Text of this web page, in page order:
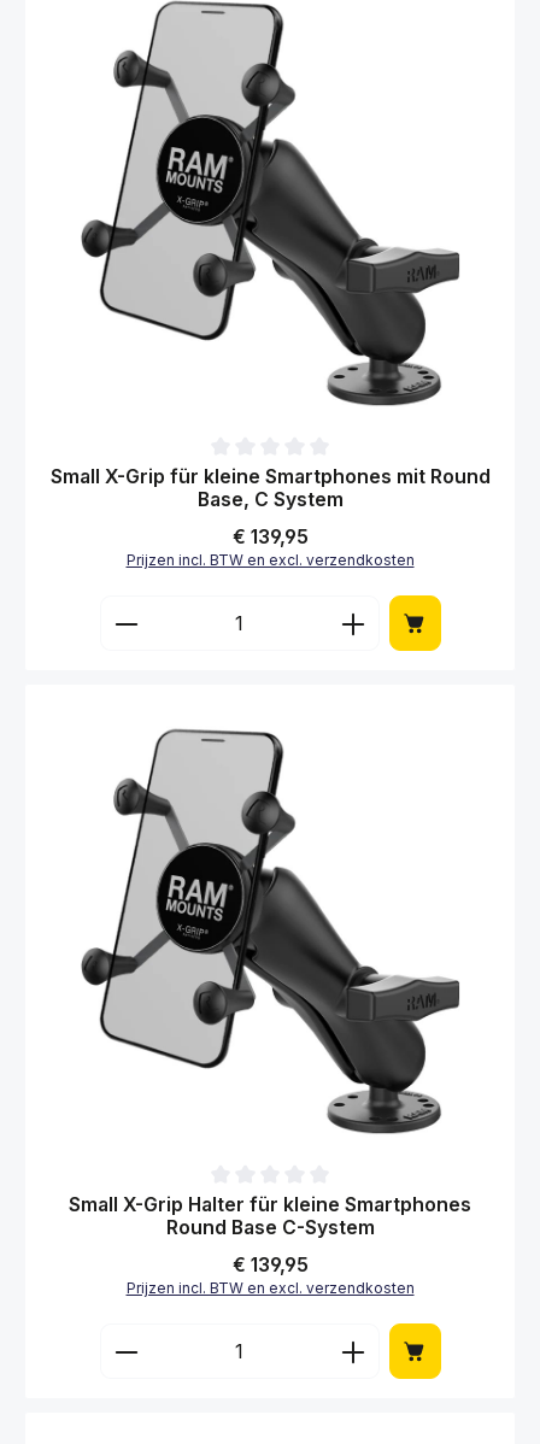
Gemiddelde waardering van 0 van 5 sterren
Small X-Grip für kleine Smartphones mit Round
Base, C System
Normale prijs:
€ 139,95
Prijzen incl. BTW en excl. verzendkosten
Producthoeveelheid: Voer de gewenste
Gemiddelde waardering van 0 van 5 sterren
Small X-Grip Halter für kleine Smartphones
Round Base C-System
Normale prijs:
€ 139,95
Prijzen incl. BTW en excl. verzendkosten
Producthoeveelheid: Voer de gewenste